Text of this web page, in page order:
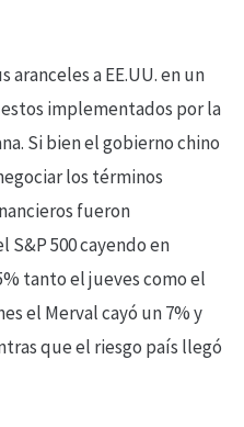
a EE.UU. en un
implementados por la
Si bien el gobierno chino
los términos
fueron
500 cayendo en
tanto el jueves como el
el Merval cayó un 7% y
que el riesgo país llegó